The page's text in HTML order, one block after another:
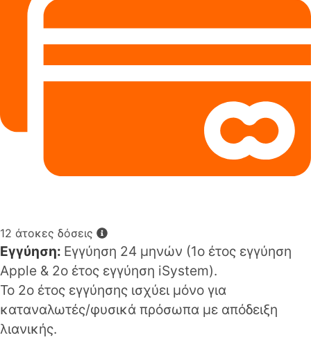
12 άτοκες δόσεις
Εγγύηση: Εγγύηση 24 μηνών (1o έτος εγγύηση
Apple & 2ο έτος εγγύηση iSystem).
Το 2ο έτος εγγύησης ισχύει μόνο για
καταναλωτές/φυσικά πρόσωπα με απόδειξη
λιανικής.